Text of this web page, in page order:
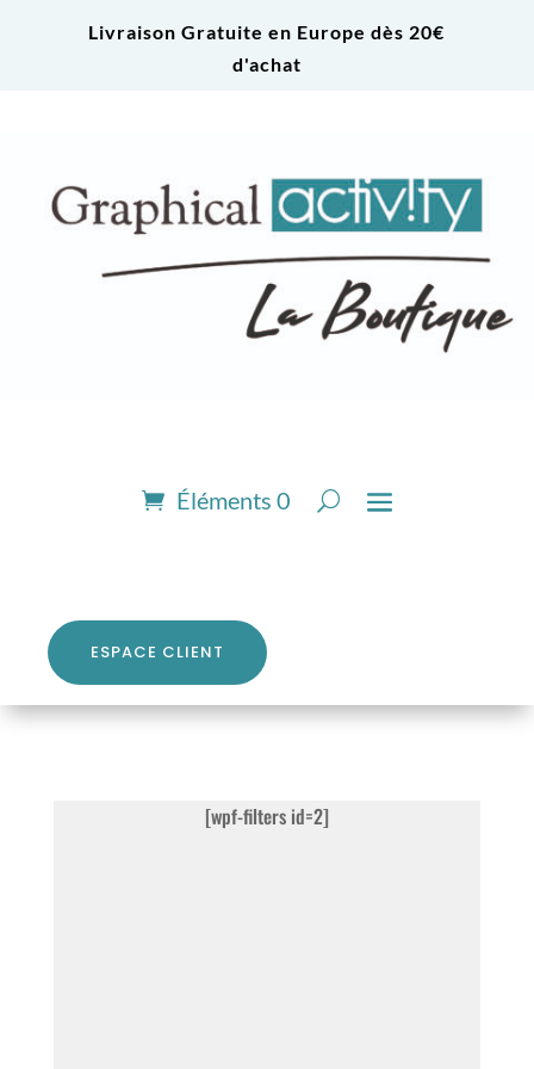
Livraison Gratuite en Europe dès 20€
d'achat
Éléments 0
ESPACE CLIENT
[wpf-filters id=2]